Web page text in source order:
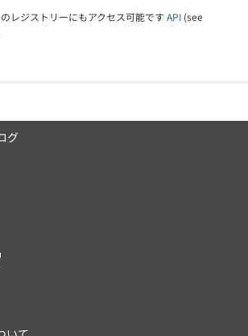
レジストリーにもアクセス可能です API (see
グ